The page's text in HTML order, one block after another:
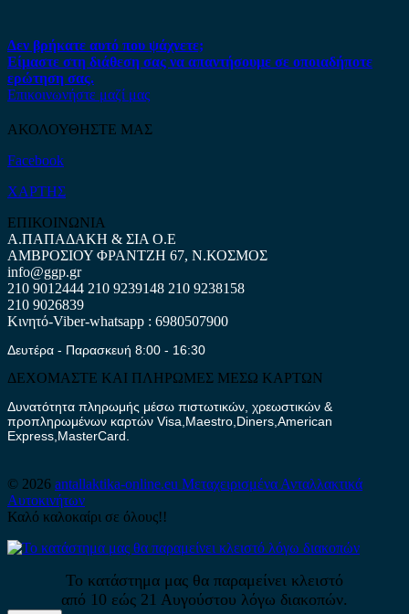
Δεν βρήκατε αυτό που ψάχνετε;
Είμαστε στη διάθεση σας να απαντήσουμε σε οποιαδήποτε
ερώτηση σας.
Επικοινωνήστε μαζί μας
ΑΚΟΛΟΥΘΗΣΤΕ ΜΑΣ
Facebook
ΧΑΡΤΗΣ
ΕΠΙΚΟΙΝΩΝΙΑ
Α.ΠΑΠΑΔΑΚΗ & ΣΙΑ Ο.Ε
ΑΜΒΡΟΣΙΟΥ ΦΡΑΝΤΖΗ 67, Ν.ΚΟΣΜΟΣ
info@ggp.gr
210 9012444 210 9239148 210 9238158
210 9026839
Κινητό-Viber-whatsapp : 6980507900
Δευτέρα - Παρασκευή 8:00 - 16:30
ΔΕΧΟΜΑΣΤΕ ΚΑΙ ΠΛΗΡΩΜΕΣ ΜΕΣΩ ΚΑΡΤΩΝ
Δυνατότητα πληρωμής μέσω πιστωτικών, χρεωστικών &
προπληρωμένων καρτών Visa,Maestro,Diners,American
Express,MasterCard.
© 2026 antallaktika-online.eu Μεταχειρισμένα Ανταλλακτικά
Αυτοκινήτων
Καλό καλοκαίρι σε όλους!!
Το κατάστημα μας θα παραμείνει κλειστό
από 10 εώς 21 Αυγούστου λόγω διακοπών.